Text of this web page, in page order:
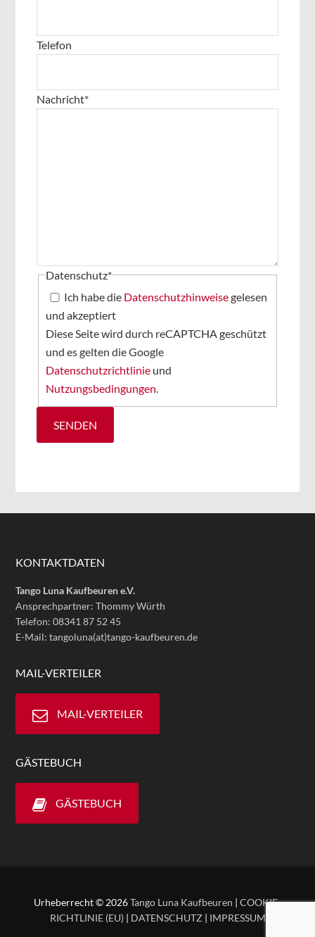
Telefon
Nachricht*
Datenschutz*
Ich habe die Datenschutzhinweisegelesen
und akzeptiert
Diese Seite wird durch reCAPTCHA geschützt
und es gelten die Google
Datenschutzrichtlinie und
Nutzungsbedingungen.
KONTAKTDATEN
Tango Luna Kaufbeuren e.V.
Ansprechpartner: Thommy Würth
Telefon: 08341 87 52 45
E-Mail: tangoluna(at)tango-kaufbeuren.de
MAIL-VERTEILER
MAIL-VERTEILER
GÄSTEBUCH
GÄSTEBUCH
Urheberrecht © 2026Tango Luna Kaufbeuren | COOKIE-
RICHTLINIE (EU)| DATENSCHUTZ| IMPRESSUM